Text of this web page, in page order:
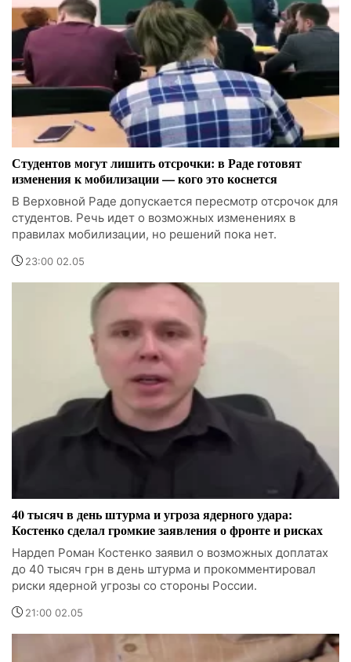
Студентов могут лишить отсрочки: в Раде готовят
изменения к мобилизации — кого это коснется
В Верховной Раде допускается пересмотр отсрочок для
студентов. Речь идет о возможных изменениях в
правилах мобилизации, но решений пока нет.
23:00 02.05
40 тысяч в день штурма и угроза ядерного удара:
Костенко сделал громкие заявления о фронте и рисках
Нардеп Роман Костенко заявил о возможных доплатах
до 40 тысяч грн в день штурма и прокомментировал
риски ядерной угрозы со стороны России.
21:00 02.05